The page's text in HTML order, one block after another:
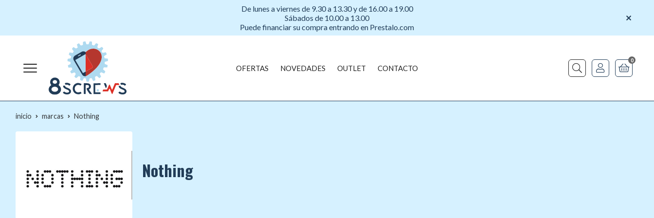
De lunes a viernes de 9.30 a 13.30 y de 16.00 a 19.00
Sábados de 10.00 a 13.00
Puede financiar su compra entrando en Prestalo.com
OFERTAS NOVEDADES OUTLET CONTACTO Buscar
0
inicio marcas Nothing
Nothing